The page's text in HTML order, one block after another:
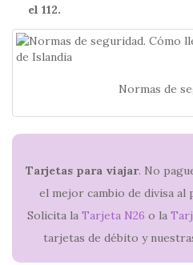
el 112.
Normas de
Tarjetas para viajar. No
el mejor cambio de divisa al
Solicita la Tarjeta N26 o la
tarjetas de débito y